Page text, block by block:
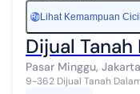
Rp Lihat Kemampuan
Dijual
Pasar Minggu,
9-362 Dijual Tanah